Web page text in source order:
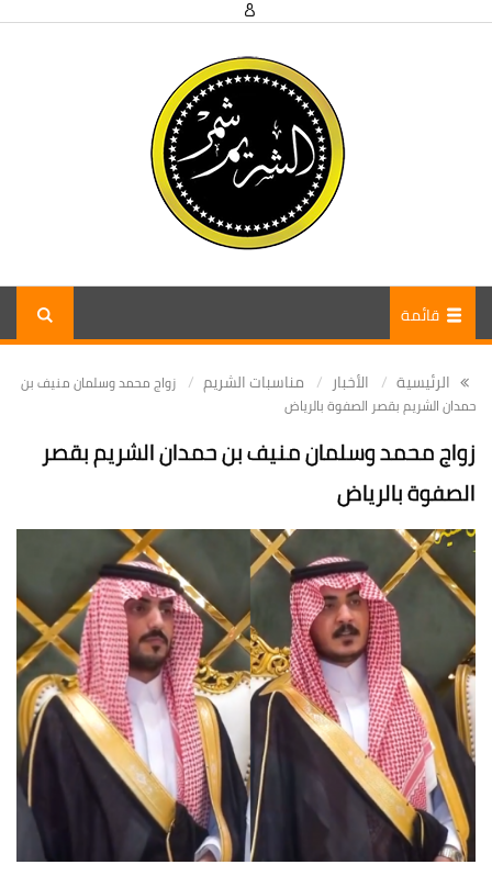
قائمة
الرئيسية الأخبار مناسبات الشريم
زواج محمد وسلمان منيف بن
حمدان الشريم بقصر الصفوة بالرياض
زواج محمد وسلمان منيف بن حمدان الشريم بقصر
الصفوة بالرياض